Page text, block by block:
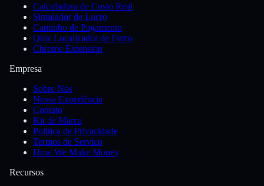
Calculadora de Custo Real
Simulador de Lucro
Caminho de Pagamento
Quiz Localizador de Firms
Chrome Extension
Empresa
Sobre Nós
Nossa Experiência
Contato
Kit de Marca
Politica de Privacidade
Termos de Servico
How We Make Money
Recursos